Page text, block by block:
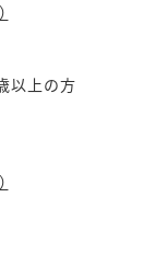
以上の方